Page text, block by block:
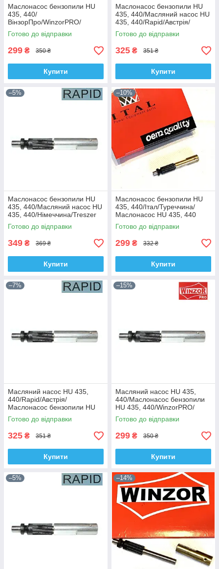
Маслонасос бензопили HU
435, 440/
ВінзорПро/WinzorPRO/
Масляний насос HU 435, 440
Готово до відправки
299 ₴ 350 ₴
Купити
Маслонасос бензопили HU
435, 440/Масляний насос HU
435, 440/Rapid/Австрія/
Готово до відправки
325 ₴ 351 ₴
Купити
–5%
Маслонасос бензопили HU
435, 440/Масляний насос HU
435, 440/Німеччина/Treszer
Готово до відправки
349 ₴ 369 ₴
Купити
–10%
Маслонасос бензопили HU
435, 440/Італ/Туреччина/
Маслонасос HU 435, 440
Готово до відправки
299 ₴ 332 ₴
Купити
–7%
Масляний насос HU 435,
440/Rapid/Австрія/
Маслонасос бензопили HU
435, 440
Готово до відправки
325 ₴ 351 ₴
Купити
–15%
Масляний насос HU 435,
440/Маслонасос бензопили
HU 435, 440/WinzorPRO/
ВінзорПро
Готово до відправки
299 ₴ 350 ₴
Купити
–5% –14%